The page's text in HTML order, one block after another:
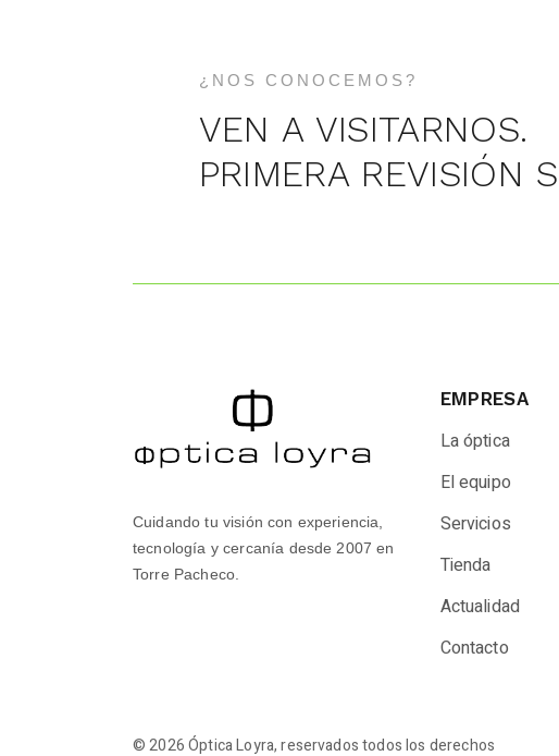
¿NOS CONOCEMOS?
VEN A VISITARNOS.
PRIMERA REVISIÓN
Cuidando tu visión con experiencia,
tecnología y cercanía desde 2007 en
Torre Pacheco.
EMPRESA
La óptica
El equipo
Servicios
Tienda
Actualidad
Contacto
©2026Óptica Loyra, reservados todos los derechos